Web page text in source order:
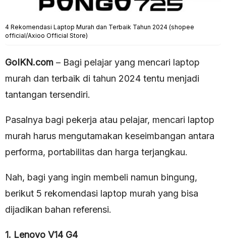
4 Rekomendasi Laptop Murah dan Terbaik Tahun 2024 (shopee
official/Axioo Official Store)
GoIKN.com – Bagi pelajar yang mencari laptop
murah dan terbaik di tahun 2024 tentu menjadi
tantangan tersendiri.
Pasalnya bagi pekerja atau pelajar, mencari laptop
murah harus mengutamakan keseimbangan antara
performa, portabilitas dan harga terjangkau.
Nah, bagi yang ingin membeli namun bingung,
berikut 5 rekomendasi laptop murah yang bisa
dijadikan bahan referensi.
1. Lenovo V14 G4